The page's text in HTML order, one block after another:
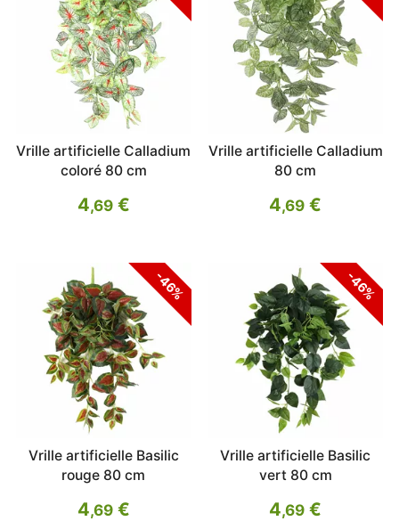
Vrille artificielle Calladium
coloré 80 cm
4,69€
Vrille artificielle Calladium
80 cm
4,69 €
-46%
Vrille artificielle Basilic
rouge 80 cm
4,69€
-46%
Vrille artificielle Basilic
vert 80 cm
4,69 €